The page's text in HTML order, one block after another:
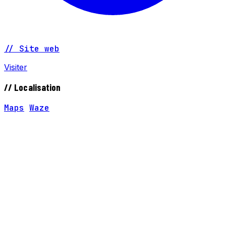
// Site web
Visiter
// Localisation
Maps Waze